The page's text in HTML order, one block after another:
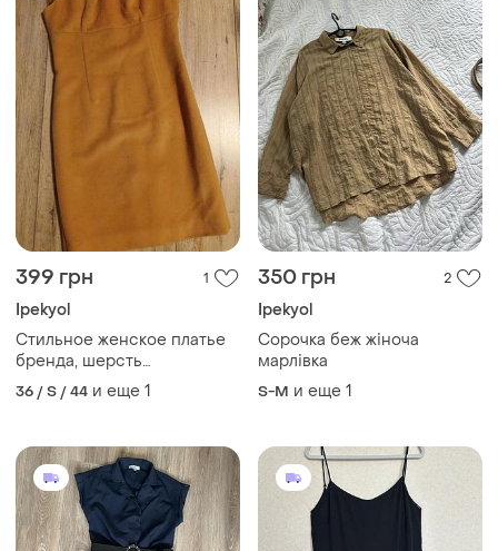
399 грн 1
Ipekyol
Стильное женское платье
бренда, шерсть
100%,размер м, бренда
ipekyol в,идеальном
36 / S / 44 и еще 1
350 грн 2
Ipekyol
Сорочка беж жіноча
марлівка
S-M и еще 1